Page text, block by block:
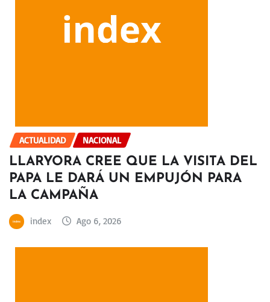
ACTUALIDAD NACIONAL
LLARYORA CREE QUE LA VISITA DEL
PAPA LE DARÁ UN EMPUJÓN PARA
LA CAMPAÑA
index Ago 6, 2026